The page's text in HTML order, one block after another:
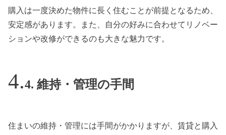
購入は一度決めた物件に長く住むことが前提となるため、
安定感があります。また、自分の好みに合わせてリノベー
ションや改修ができるのも大きな魅力です。
4. 維持・管理の手間
住まいの維持・管理には手間がかかりますが、賃貸と購入